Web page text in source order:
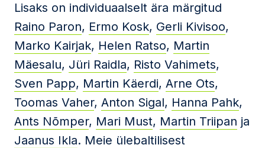
Lisaks on individuaalselt ära märgitud
Raino Paron, Ermo Kosk, Gerli Kivisoo,
Marko Kairjak, Helen Ratso, Martin
Mäesalu, Jüri Raidla, Risto Vahimets,
Sven Papp, Martin Käerdi, Arne Ots,
Toomas Vaher, Anton Sigal, Hanna Pahk,
Ants Nõmper, Mari Must, Martin Triipan ja
Jaanus Ikla. Meie ülebaltilisest